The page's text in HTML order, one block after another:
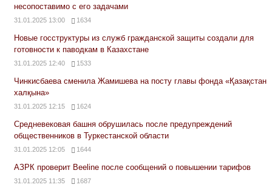
несопоставимо с его задачами
31.01.2025 13:00 1634
Новые госструктуры из служб гражданской защиты создали для
готовности к паводкам в Казахстане
31.01.2025 12:40 1533
Чинкисбаева сменила Жамишева на посту главы фонда «Қазақстан
халқына»
31.01.2025 12:15 1624
Средневековая башня обрушилась после предупреждений
общественников в Туркестанской области
31.01.2025 12:05 1644
АЗРК проверит Beeline после сообщений о повышении тарифов
31.01.2025 11:35 1687